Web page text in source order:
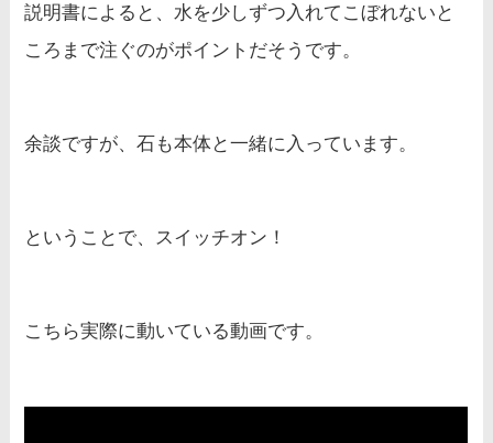
説明書によると、水を少しずつ入れてこぼれないと
ころまで注ぐのがポイントだそうです。
余談ですが、石も本体と一緒に入っています。
ということで、スイッチオン！
こちら実際に動いている動画です。